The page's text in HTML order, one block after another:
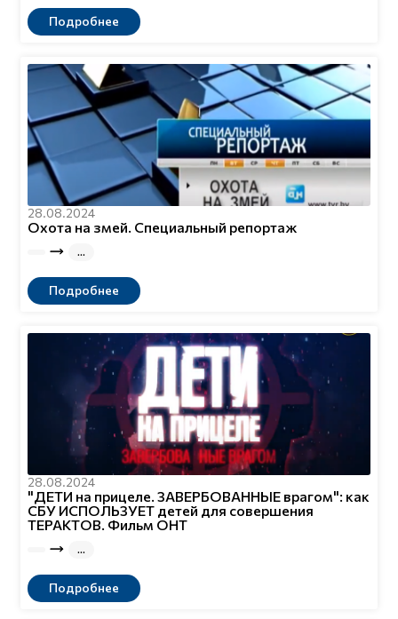
Подробнее
28.08.2024
Охота на змей. Специальный репортаж
Подробнее
28.08.2024
"ДЕТИ на прицеле. ЗАВЕРБОВАННЫЕ врагом": как
СБУ ИСПОЛЬЗУЕТ детей для совершения
ТЕРАКТОВ. Фильм ОНТ
Подробнее